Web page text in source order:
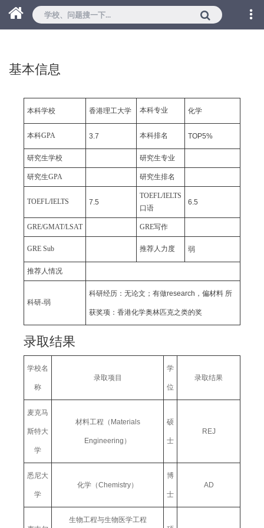
基本信息
本科学校 香港理工大学 本科专业 化学
本科GPA 3.7 本科排名 TOP5%
研究生学校 研究生专业
研究生GPA 研究生排名
TOEFL/IELTS 7.5
TOEFL/IELTS
口语
6.5
GRE/GMAT/LSAT GRE写作
GRE Sub 推荐人力度 弱
推荐人情况
科研-弱
科研经历：无论文；有做research，偏材料 所
获奖项：香港化学奥林匹克之类的奖
录取结果
学校名
称
录取项目
学
位
录取结果
麦克马
斯特大
学
材料工程（Materials
Engineering）
硕
士
REJ
悉尼大
学
化学（Chemistry）
博
士
AD
生物工程与生物医学工程